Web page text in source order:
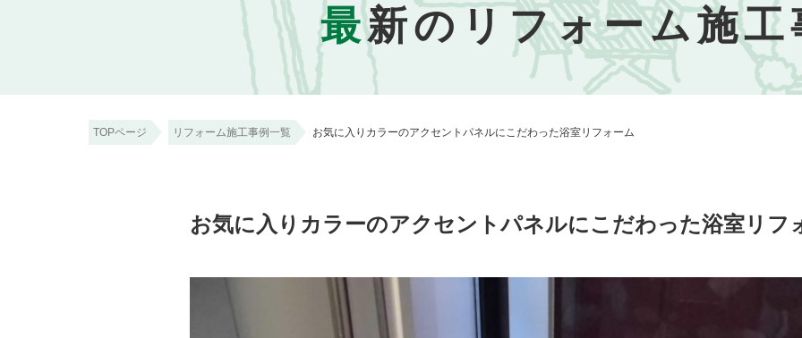
最新のリフォーム施工
TOPページ リフォーム施工事例一覧 お気に入りカラーのアクセントパネルにこだわった浴室リフォーム
お気に入りカラーのアクセントパネルにこだわった浴室リフ